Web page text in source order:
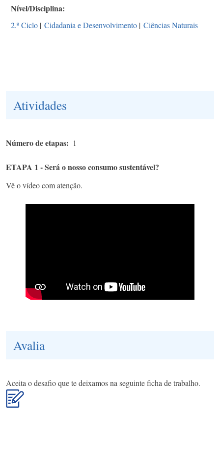
Nível/Disciplina
2.º Ciclo | Cidadania e Desenvolvimento | Ciências Naturais
Atividades
Número de etapas 1
ETAPA 1 - Será o nosso consumo sustentável?
Vê o vídeo com atenção.
Avalia
Aceita o desafio que te deixamos na seguinte ficha de trabalho.